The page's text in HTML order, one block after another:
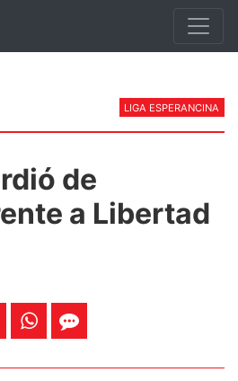
LIGA ESPERANCINA
de
a Libertad